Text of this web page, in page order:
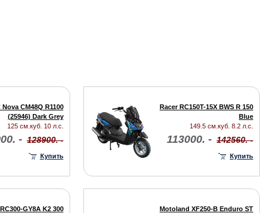
Nova CM48Q R1100
(25946) Dark Grey
125 см.куб. 10 л.с.
- 128900. -
Купить
Racer RC150T-15X BWS R 150
Blue
149.5 см.куб. 8.2 л.с.
113000. - 142560. -
Купить
GY8A K2 300
Motoland XF250-B Enduro ST